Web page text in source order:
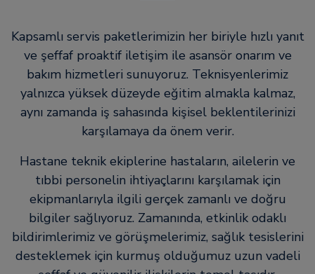
Kapsamlı servis paketlerimizin her biriyle hızlı yanıt
ve şeffaf proaktif iletişim ile asansör onarım ve
bakım hizmetleri sunuyoruz. Teknisyenlerimiz
yalnızca yüksek düzeyde eğitim almakla kalmaz,
aynı zamanda iş sahasında kişisel beklentilerinizi
karşılamaya da önem verir.
Hastane teknik ekiplerine hastaların, ailelerin ve
tıbbi personelin ihtiyaçlarını karşılamak için
ekipmanlarıyla ilgili gerçek zamanlı ve doğru
bilgiler sağlıyoruz. Zamanında, etkinlik odaklı
bildirimlerimiz ve görüşmelerimiz, sağlık tesislerini
desteklemek için kurmuş olduğumuz uzun vadeli